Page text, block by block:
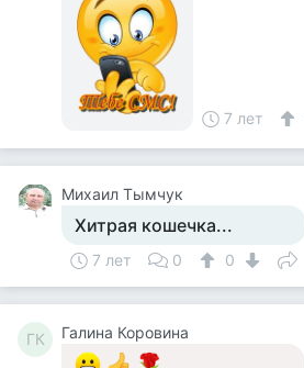
7 лет
Михаил Тымчук
Хитрая кошечка...
7 лет 0 0
ГК Галина Коровина